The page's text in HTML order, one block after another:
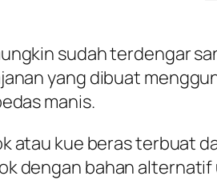
sudah terdengar
yang dibuat
manis.
atau kue beras terbuat
dengan bahan alternatif